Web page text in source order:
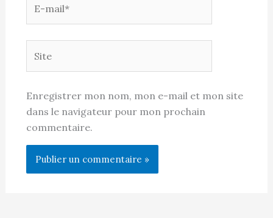
mail*
Enregistrer mon nom, mon e-mail et mon site
dans le navigateur pour mon prochain
commentaire.